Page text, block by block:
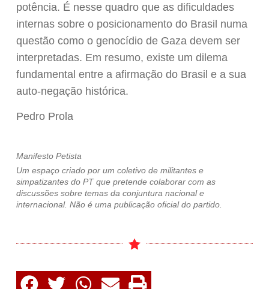
potência. É nesse quadro que as dificuldades
internas sobre o posicionamento do Brasil numa
questão como o genocídio de Gaza devem ser
interpretadas. Em resumo, existe um dilema
fundamental entre a afirmação do Brasil e a sua
auto-negação histórica.
Pedro Prola
Manifesto Petista
Um espaço criado por um coletivo de militantes e
simpatizantes do PT que pretende colaborar com as
discussões sobre temas da conjuntura nacional e
internacional. Não é uma publicação oficial do partido.